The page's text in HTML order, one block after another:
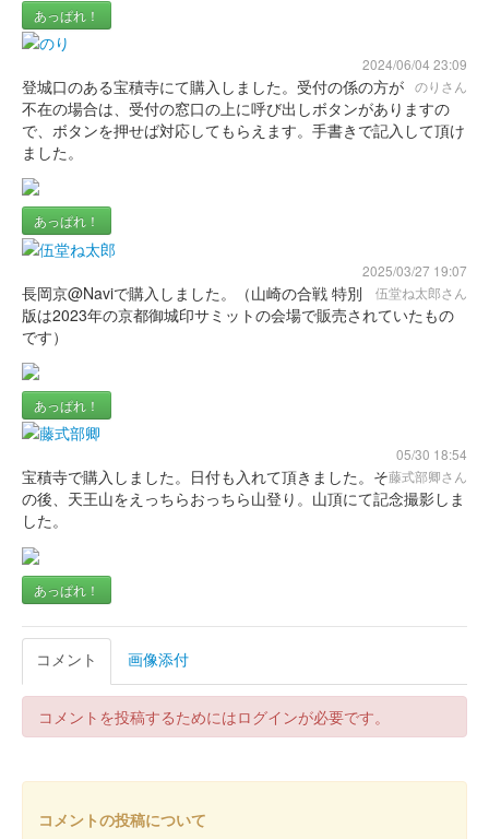
山崎城 御城印
勝龍寺城の御城印と合わせることでイラストが完成する
あっぱれ！
2024/06/04 23:09
のりさん
登城口のある宝積寺にて購入しました。受付の係の方が
不在の場合は、受付の窓口の上に呼び出しボタンがありますの
で、ボタンを押せば対応してもらえます。手書きで記入して頂け
ました。
あっぱれ！
2025/03/27 19:07
伍堂ね太郎さん
長岡京@Naviで購入しました。（山崎の合戦 特別
版は2023年の京都御城印サミットの会場で販売されていたもの
です）
あっぱれ！
05/30 18:54
藤式部卿さん
宝積寺で購入しました。日付も入れて頂きました。そ
の後、天王山をえっちらおっちら山登り。山頂にて記念撮影しま
した。
あっぱれ！
コメント 画像添付
コメントを投稿するためにはログインが必要です。
コメントの投稿について